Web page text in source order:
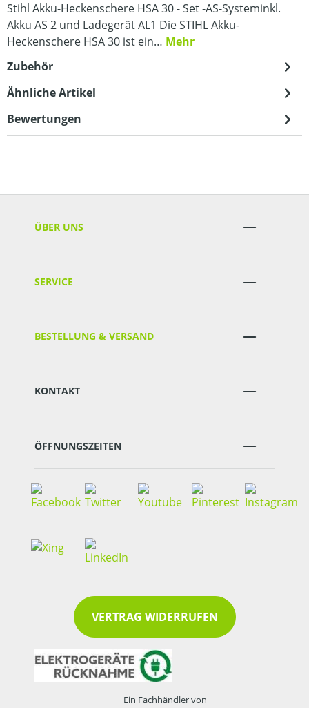
Stihl Akku-Heckenschere HSA 30 - Set -AS-Systeminkl.
Akku AS 2 und Ladegerät AL1 Die STIHL Akku-
Heckenschere HSA 30 ist ein… Mehr
Zubehör
Ähnliche Artikel
Bewertungen
ÜBER UNS
SERVICE
BESTELLUNG & VERSAND
KONTAKT
ÖFFNUNGSZEITEN
VERTRAG WIDERRUFEN
Ein Fachhändler von